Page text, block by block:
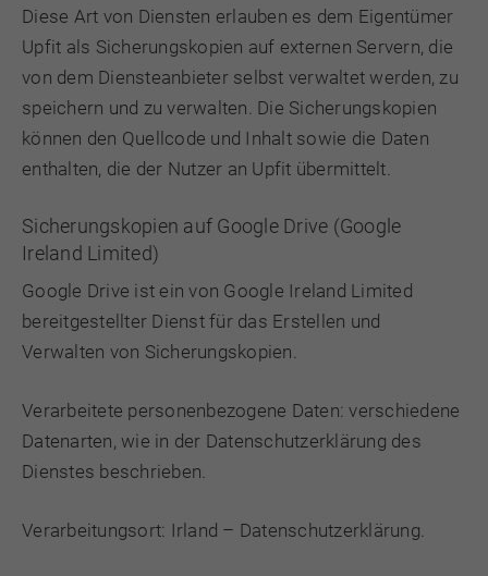
Diese Art von Diensten erlauben es dem Eigentümer
Upfit als Sicherungskopien auf externen Servern, die
von dem Diensteanbieter selbst verwaltet werden, zu
speichern und zu verwalten. Die Sicherungskopien
können den Quellcode und Inhalt sowie die Daten
enthalten, die der Nutzer an Upfit übermittelt.
Sicherungskopien auf Google Drive (Google
Ireland Limited)
Google Drive ist ein von Google Ireland Limited
bereitgestellter Dienst für das Erstellen und
Verwalten von Sicherungskopien.
Verarbeitete personenbezogene Daten: verschiedene
Datenarten, wie in der Datenschutzerklärung des
Dienstes beschrieben.
Verarbeitungsort: Irland – Datenschutzerklärung.